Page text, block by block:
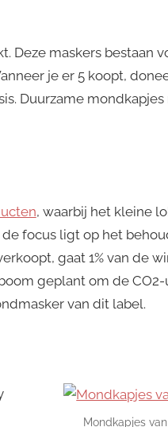
Deze maskers bestaan
je er 5 koopt,
Duurzame
, waarbij het kleine
focus ligt op het
gaat 1% van de
geplant om de
van dit label.
Mondkapjes